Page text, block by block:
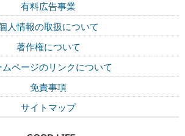
有料広告事業
人情報の取扱について
著作権について
ムページのリンクについて
免責事項
サイトマップ